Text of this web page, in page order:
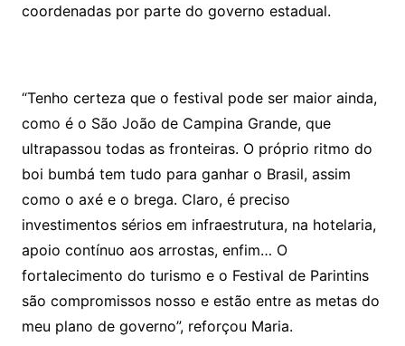
coordenadas por parte do governo estadual.
“Tenho certeza que o festival pode ser maior ainda,
como é o São João de Campina Grande, que
ultrapassou todas as fronteiras. O próprio ritmo do
boi bumbá tem tudo para ganhar o Brasil, assim
como o axé e o brega. Claro, é preciso
investimentos sérios em infraestrutura, na hotelaria,
apoio contínuo aos arrostas, enfim… O
fortalecimento do turismo e o Festival de Parintins
são compromissos nosso e estão entre as metas do
meu plano de governo”, reforçou Maria.